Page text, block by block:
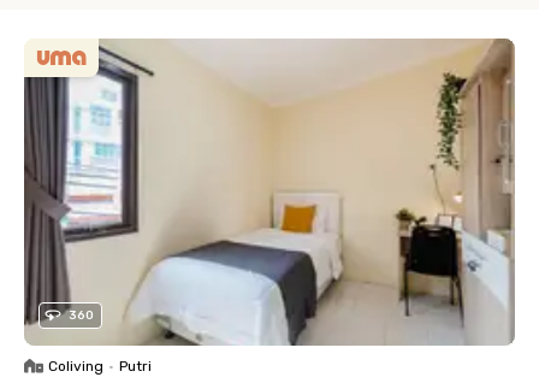
360
Coliving • Putri